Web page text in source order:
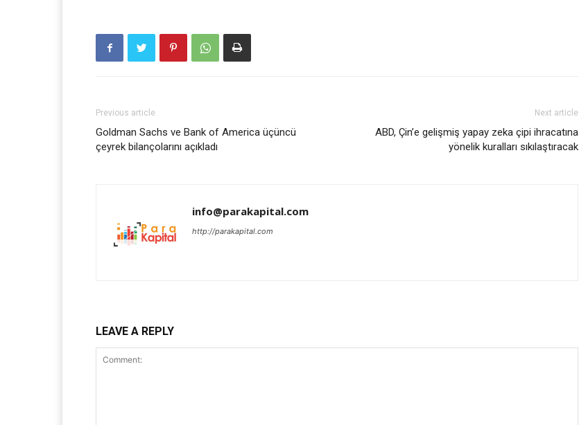
Previous article
Goldman Sachs ve Bank of America üçüncü
çeyrek bilançolarını açıkladı
Next article
ABD, Çin’e gelişmiş yapay zeka çipi ihracatına
yönelik kuralları sıkılaştıracak
info@parakapital.com
http://parakapital.com
LEAVE A REPLY